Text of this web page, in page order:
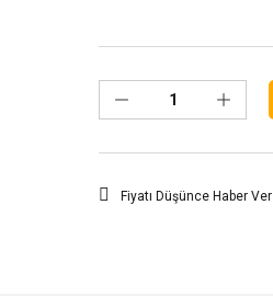
Fiyatı Düşünce Haber Ver